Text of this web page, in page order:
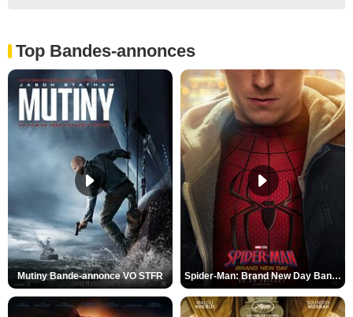
Top Bandes-annonces
Mutiny Bande-annonce VO STFR Spider-Man: Brand New Day Bande-annonce VO STFR